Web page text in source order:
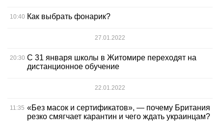
10:40 Как выбрать фонарик?
27.01.2022
20:30 С 31 января школы в Житомире переходят на
дистанционное обучение
22.01.2022
11:35 «Без масок и сертификатов», — почему Британия
резко смягчает карантин и чего ждать украинцам?